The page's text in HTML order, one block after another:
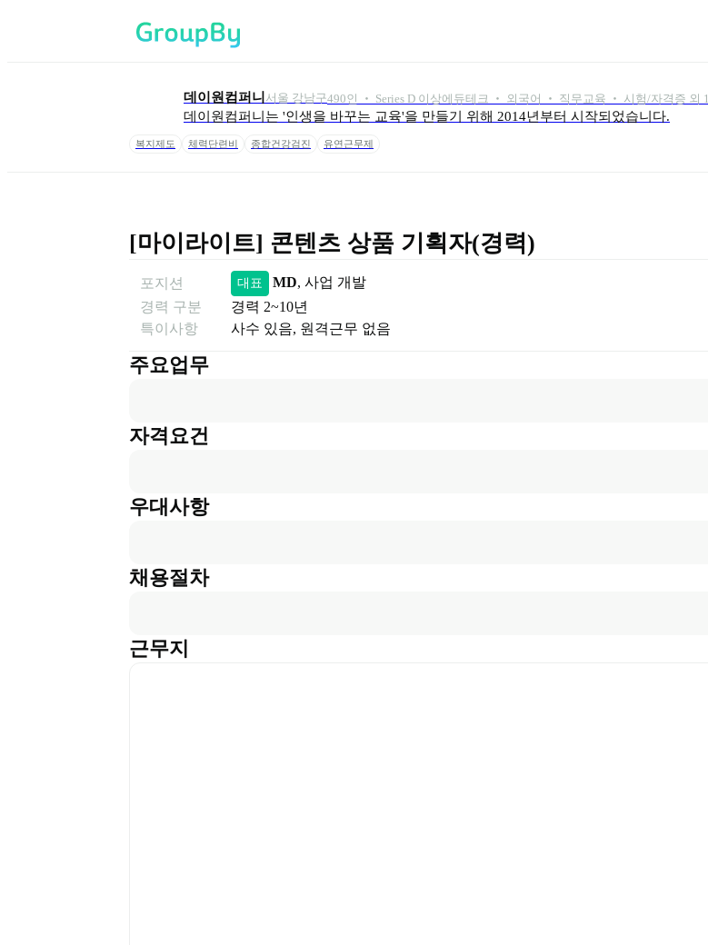
데이원컴퍼니 서울 강남구490인 ‧ Series D 이상에듀테크 ‧ 외국어 ‧ 직무교육 ‧ 시험/자격증 외 1
데이원컴퍼니는 '인생을 바꾸는 교육'을 만들기 위해 2014년부터 시작되었습니다.
복지제도 체력단련비 종합건강검진 유연근무제
[마이라이트] 콘텐츠 상품 기획자(경력)
포지션 대표 MD, 사업 개발
경력 구분
경력 2~10년
특이사항
사수 있음, 원격근무 없음
주요업무
자격요건
우대사항
채용절차
근무지